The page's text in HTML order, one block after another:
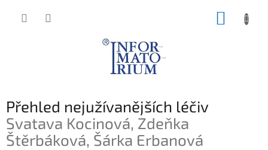
Přehled nejužívanějších léčiv
Svatava Kocinová, Zdeňka
Štěrbáková, Šárka Erbanová